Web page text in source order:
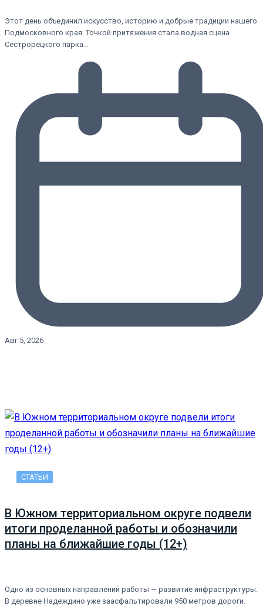
Этот день объединил искусство, историю и добрые традиции нашего
Подмосковного края. Точкой притяжения стала водная сцена
Сестрорецкого парка…
Авг 5, 2026
СТАТЬИ
В Южном территориальном округе подвели
итоги проделанной работы и обозначили
планы на ближайшие годы (12+)
Одно из основных направлений работы — развитие инфраструктуры.
В деревне Надеждино уже заасфальтировали 950 метров дороги.